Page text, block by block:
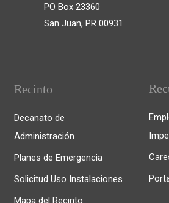
PO Box 23360
San Juan, PR 00931
Recinto
Decanato de
Administración
Planes de Emergencia
Solicitud Uso Instalaciones
Mapa del Recinto